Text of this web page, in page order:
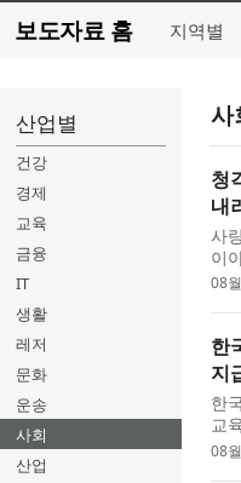
보도자료 홈 지역별
산업별
건강
경제
교육
금융
IT
생활
레저
문화
운송
사회
산업
사
청
내
사
이
08
한
지
한
교
다.
08